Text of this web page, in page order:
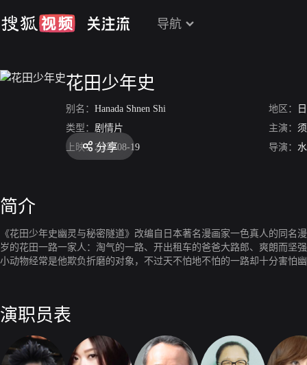
导航
花田少年史
别名： Hanada Shnen Shi 地区：
类型： 剧情片 主演：
上映： 2006-08-19 导演：
分享
简介
《花田少年史幽灵与秘密隧道》改编自日本著名漫画家一色真人的同
岁的花田一路一家人：淘气的一路、开出租车的爸爸大路郎、爽朗而坚
小动物经常是他欺负折磨的对象，不过天不怕地不怕的一路却十分害怕
演职员表